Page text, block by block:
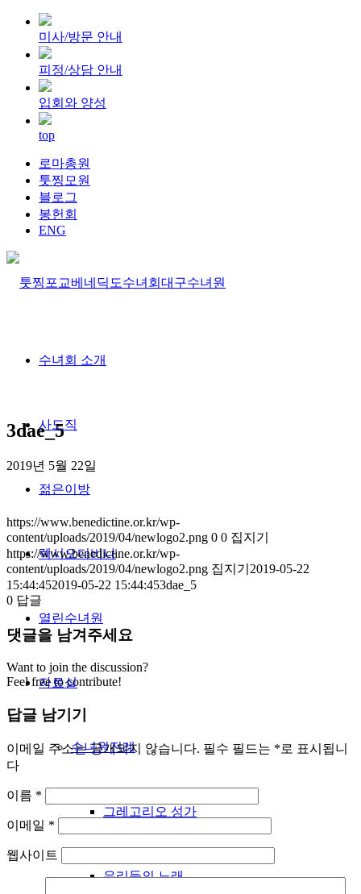
미사/방문 안내
피정/상담 안내
입회와 양성
top
로마총원
툿찡모원
블로그
봉헌회
ENG
수녀회 소개
사도직
젊은이방
렉시오디비나
열린수녀원
자료실
수녀원전례
그레고리오 성가
우리들의 노래
3dae_5
2019년 5월 22일
https://www.benedictine.or.kr/wp-
content/uploads/2019/04/newlogo2.png 0 0 집지기
https://www.benedictine.or.kr/wp-
content/uploads/2019/04/newlogo2.png 집지기 2019-05-22
15:44:452019-05-22 15:44:453dae_5
0 답글
댓글을 남겨주세요
Want to join the discussion?
Feel free to contribute!
답글 남기기
이메일 주소는 공개되지 않습니다. 필수 필드는 *로 표시됩니
다
이름 *
이메일 *
웹사이트